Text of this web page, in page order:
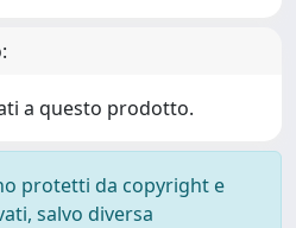
a questo prodotto.
protetti da copyright e
salvo diversa